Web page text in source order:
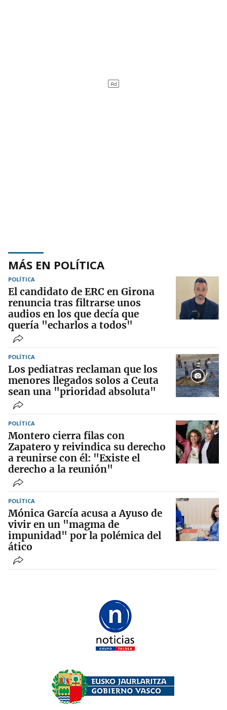
MÁS EN POLÍTICA
POLÍTICA
El candidato de ERC en Girona
renuncia tras filtrarse unos
audios en los que decía que
quería "echarlos a todos"
POLÍTICA
Los pediatras reclaman que los
menores llegados solos a Ceuta
sean una "prioridad absoluta"
POLÍTICA
Montero cierra filas con
Zapatero y reivindica su derecho
a reunirse con él: "Existe el
derecho a la reunión"
POLÍTICA
Mónica García acusa a Ayuso de
vivir en un "magma de
impunidad" por la polémica del
ático